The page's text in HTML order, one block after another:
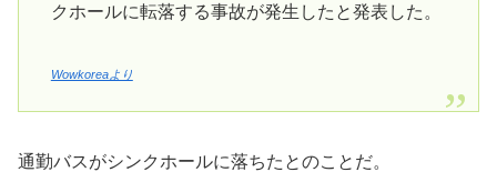
クホールに転落する事故が発生したと発表した。
Wowkoreaより
通勤バスがシンクホールに落ちたとのことだ。